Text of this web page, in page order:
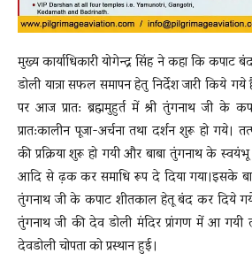
मुख्य कार्याधिकारी योगेन्द्र सिंह ने कहा कि कपाट
डोली यात्रा सफल समापन हेतु निर्देश जारी किये
पर आज प्रात: ब्रह्ममुहुर्त में श्री तुंगनाथ जी
प्रात:कालीन पूजा-अर्चना तथा दर्शन शुरू हो गये।
की प्रक्रिया शुरू हो गयी और बाबा तुंगनाथ के
आदि से ढ़क कर समाधि रूप दे दिया गया।इसके बाद
तुंगनाथ जी के कपाट शीतकाल हेतू बंद कर दिये
तुंगनाथ जी की देव डोली मंदिर प्रांगण में आ गयी
देवडोली चोपता को प्रस्थान हुई।